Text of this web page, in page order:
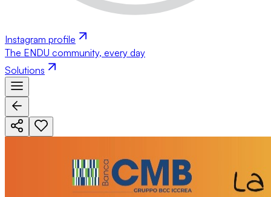
Instagram profile
The ENDU community, every day
Solutions